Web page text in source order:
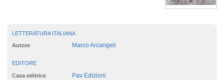
LETTERATURA ITALIANA
Autore Marco Arcangeli
EDITORE
Casa editrice Pav Edizioni